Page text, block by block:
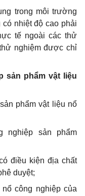
trong môi trường
nhiệt độ cao phải
tế ngoài các thử
nghiệm được chỉ
sản phẩm vật liệu
phẩm vật liệu nổ
nghiệp sản phẩm
điều kiện địa chất
duyệt;
công nghiệp của